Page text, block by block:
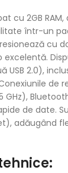
cu 2GB
într-un
cu
USB 2.0),
de
GHz),
de date.
adăugând